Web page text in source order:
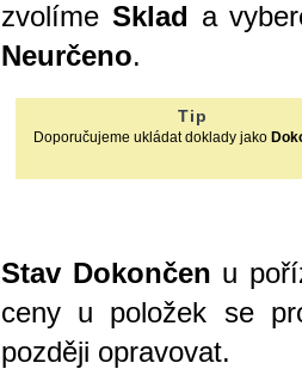
zvolíme Sklad a
Neurčeno.
Tip
Doporučujeme ukládat doklady jako
Stav Dokončen u
ceny u položek se
později opravovat.